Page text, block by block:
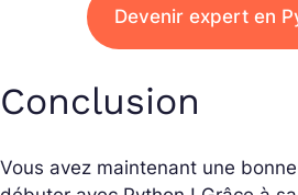
Devenir expert en
Conclusion
Vous avez maintenant une